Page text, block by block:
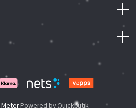
MeterPowered by Quickbutik